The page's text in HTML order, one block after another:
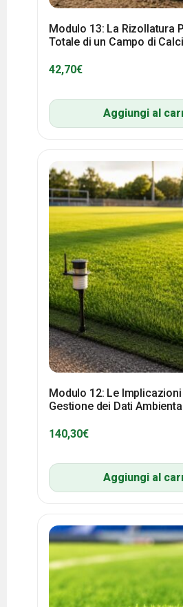
Modulo 13: La Rizollatura
Totale di un Campo di
42,70€
Aggiungi al
Modulo 12: Le
Gestione dei Dati
140,30€
Aggiungi al